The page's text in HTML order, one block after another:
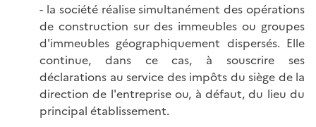
- la société réalise simultanément des opérations
de construction sur des immeubles ou groupes
d'immeubles géographiquement dispersés. Elle
continue, dans ce cas, à souscrire ses
déclarations au service des impôts du siège de la
direction de l'entreprise ou, à défaut, du lieu du
principal établissement.